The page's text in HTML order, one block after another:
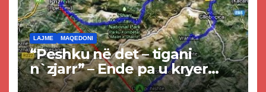
LAJME MAQEDONI
“Peshku në det – tigani
n`zjarr” – Ende pa u kryer
projekti i tunelit, komuna e